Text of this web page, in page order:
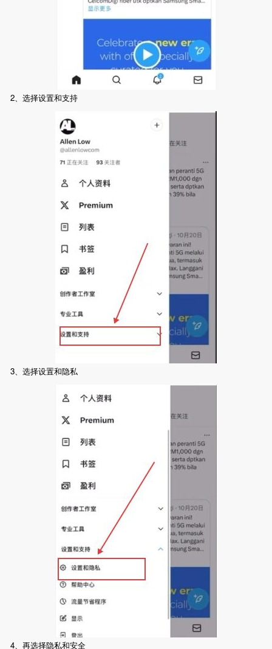
2、选择设置和支持
3、选择设置和隐私
4、再选择隐私和安全